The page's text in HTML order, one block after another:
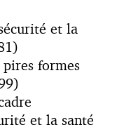
et la
formes
et la santé